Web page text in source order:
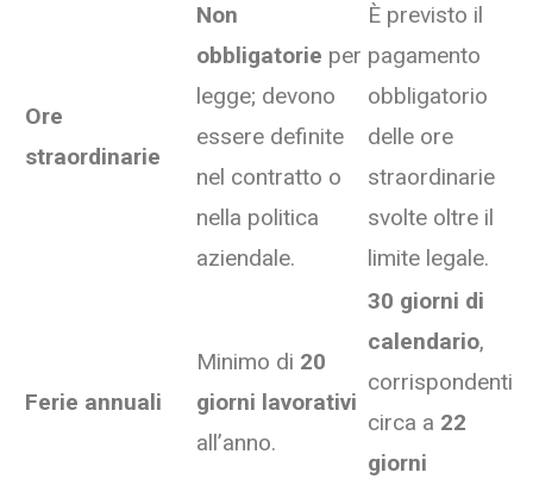
Ore
straordinarie
Non
obbligatorie per
legge; devono
essere definite
nel contratto o
nella politica
aziendale.
È previsto il
pagamento
obbligatorio
delle ore
straordinarie
svolte oltre il
limite legale.
Ferie annuali
Minimo di 20
giorni lavorativi
all’anno.
30 giorni di
calendario,
corrispondenti
circa a 22
giorni